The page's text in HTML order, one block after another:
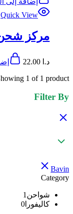
Quick View
مركز شحن
د.ا
1 of 1 product
Filter By
Bavin
Category
شواحن 1
كاليفورا 0